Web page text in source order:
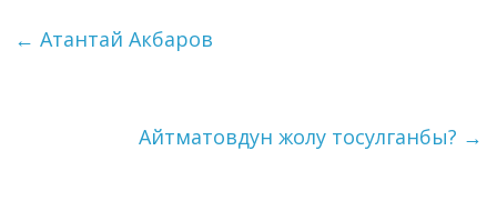
o
o
a
m
dI
n
ni
l et y
k
← Атантай Акбаров
Айтматовдун жолу тосулганбы? →